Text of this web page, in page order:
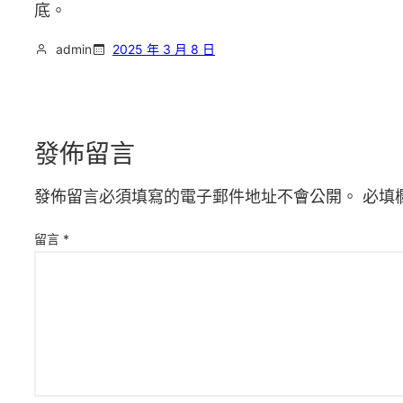
底。
admin 2025 年 3 月 8 日
發佈留言
發佈留言必須填寫的電子郵件地址不會公開。 必填
留言 *